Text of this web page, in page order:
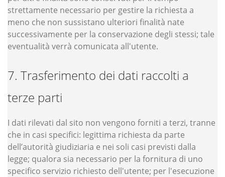
strettamente necessario per gestire la richiesta a
meno che non sussistano ulteriori finalità nate
successivamente per la conservazione degli stessi; tale
eventualità verrà comunicata all'utente.
Trasferimento dei dati raccolti a
terze parti
I dati rilevati dal sito non vengono forniti a terzi, tranne
che in casi specifici: legittima richiesta da parte
dell’autorità giudiziaria e nei soli casi previsti dalla
legge; qualora sia necessario per la fornitura di uno
specifico servizio richiesto dell'utente; per l'esecuzione